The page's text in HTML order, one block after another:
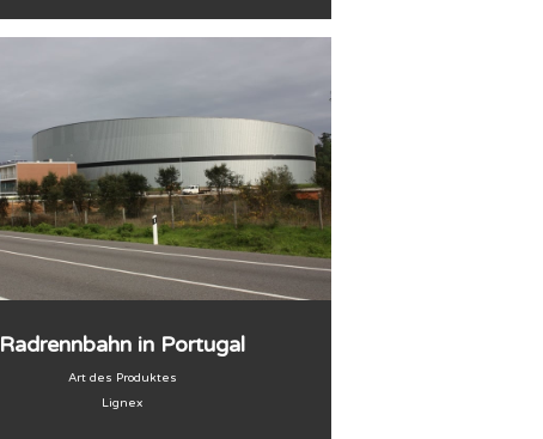
Radrennbahn in Portugal
Art des Produktes
Lignex